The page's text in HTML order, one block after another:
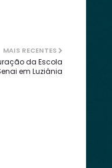
MAIS RECENTES
da Escola
em Luziânia